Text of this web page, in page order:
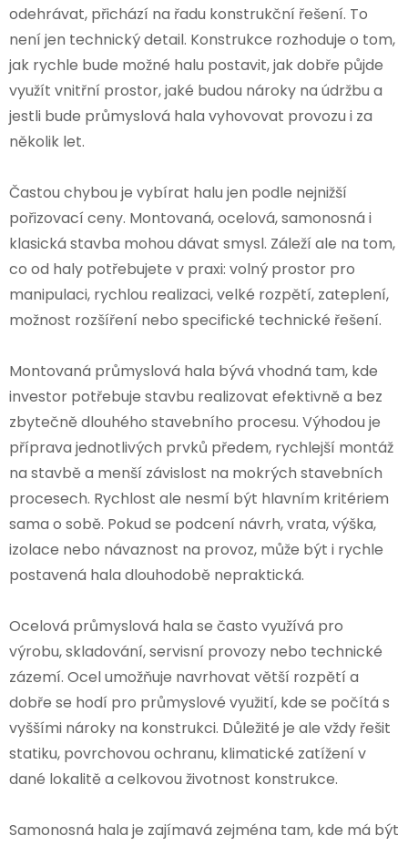
odehrávat, přichází na řadu konstrukční řešení. To
není jen technický detail. Konstrukce rozhoduje o tom,
jak rychle bude možné halu postavit, jak dobře půjde
využít vnitřní prostor, jaké budou nároky na údržbu a
jestli bude průmyslová hala vyhovovat provozu i za
několik let.
Častou chybou je vybírat halu jen podle nejnižší
pořizovací ceny. Montovaná, ocelová, samonosná i
klasická stavba mohou dávat smysl. Záleží ale na tom,
co od haly potřebujete v praxi: volný prostor pro
manipulaci, rychlou realizaci, velké rozpětí, zateplení,
možnost rozšíření nebo specifické technické řešení.
Montovaná průmyslová hala bývá vhodná tam, kde
investor potřebuje stavbu realizovat efektivně a bez
zbytečně dlouhého stavebního procesu. Výhodou je
příprava jednotlivých prvků předem, rychlejší montáž
na stavbě a menší závislost na mokrých stavebních
procesech. Rychlost ale nesmí být hlavním kritériem
sama o sobě. Pokud se podcení návrh, vrata, výška,
izolace nebo návaznost na provoz, může být i rychle
postavená hala dlouhodobě nepraktická.
Ocelová průmyslová hala se často využívá pro
výrobu, skladování, servisní provozy nebo technické
zázemí. Ocel umožňuje navrhovat větší rozpětí a
dobře se hodí pro průmyslové využití, kde se počítá s
vyššími nároky na konstrukci. Důležité je ale vždy řešit
statiku, povrchovou ochranu, klimatické zatížení v
dané lokalitě a celkovou životnost konstrukce.
Samonosná hala je zajímavá zejména tam, kde má být